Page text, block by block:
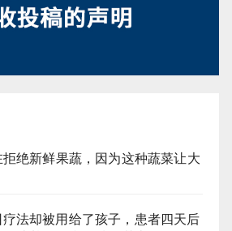
绝新鲜果蔬，因为这种蔬菜让大
法却被用给了孩子，患者四天后